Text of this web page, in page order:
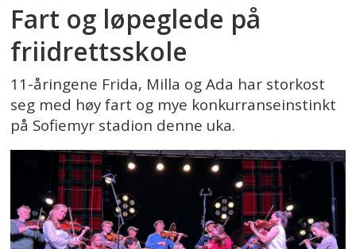
Fart og løpeglede på
friidrettsskole
11-åringene Frida, Milla og Ada har storkost
seg med høy fart og mye konkurranseinstinkt
på Sofiemyr stadion denne uka.